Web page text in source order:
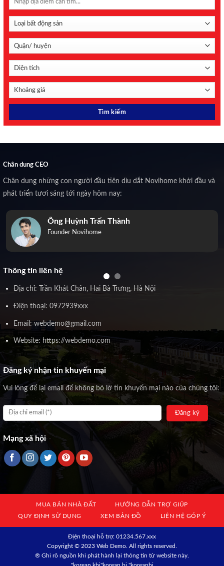
Chân dung CEO
Chân dung những con người đầu tiên dìu dắt Novihome khởi đầu và
phát triển tươi sáng tới ngày hôm nay:
Ông Huỳnh Trấn Thành
Founder Novihome
Thông tin liên hệ
Địa chỉ: Trần Khát Chân, Hai Bà Trưng, Hà Nội
Điện thoại: 0972939xxx
Email: webdemo@gmail.com
Website: https://webdemo.com
Đăng ký nhận tin khuyến mại
Vui lòng để lại email để không bỏ lỡ tin khuyến mại nào của chúng tôi:
Mạng xã hội
MUA BÁN NHÀ ĐẤT
HƯỚNG DẪN TRỢ GIÚP
QUY ĐỊNH SỬ DỤNG
XEM BẢN ĐỒ LIÊN HỆ GÓP Ý
Địện thoại hỗ trợ: 01234.567.xxx
Copyright © 2023 Web Demo. All rights reserved.
® Ghi rõ nguồn khi phát hành lại thông tin từ website này.